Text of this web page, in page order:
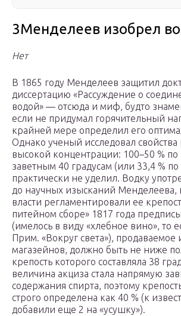
3Менделеев изобрел
Нет
В 1865 году Менделеев защитил
диссертацию «Рассуждение о
водой» — отсюда и миф, будто
если не придумал горячительный
крайней мере определил его
Однако ученый исследовал свойства
высокой концентрации: 100–50 % по
заветным 40 градусам (или 33,4 %
практически не уделил. Водку
до научных изысканий Менделеева,
власти регламентировали ее
питейном сборе» 1817 года
(имелось в виду «хлебное вино», то
Прим. «Вокруг света»), продаваемое
магазейнов, должно быть не ниже
крепость которого составляла 38
величина акциза стала напрямую
содержания спирта, поэтому
строго определена как 40 % (к
добавили еще 2 на «усушку»).